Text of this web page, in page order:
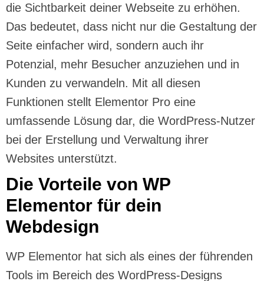
die Sichtbarkeit deiner Webseite zu erhöhen.
Das bedeutet, dass nicht nur die Gestaltung der
Seite einfacher wird, sondern auch ihr
Potenzial, mehr Besucher anzuziehen und in
Kunden zu verwandeln. Mit all diesen
Funktionen stellt Elementor Pro eine
umfassende Lösung dar, die WordPress-Nutzer
bei der Erstellung und Verwaltung ihrer
Websites unterstützt.
Die Vorteile von WP
Elementor für dein
Webdesign
WP Elementor hat sich als eines der führenden
Tools im Bereich des WordPress-Designs